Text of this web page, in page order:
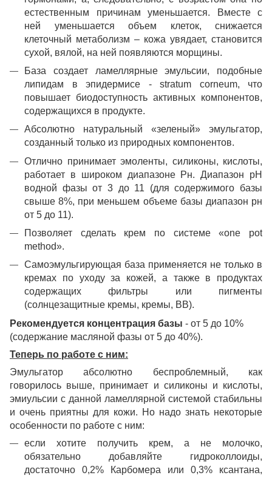
естественным причинам уменьшается. Вместе с
ней уменьшается объем клеток, снижается
клеточный метаболизм – кожа увядает, становится
сухой, вялой, на ней появляются морщины.
База создает ламеллярные эмульсии, подобные
липидам в эпидермисе - stratum corneum, что
повышает биодоступность активных компонентов,
содержащихся в продукте.
Абсолютно натуральный «зеленый» эмульгатор,
созданный только из природных компонентов.
Отлично принимает эмоленты, силиконы, кислоты,
работает в широком диапазоне Рн. Диапазон pH
водной фазы от 3 до 11 (для содержимого базы
свыше 8%, при меньшем объеме базы диапазон рн
от 5 до 11).
Позволяет сделать крем по системе «one pot
method».
Самоэмульгирующая база применяется не только в
кремах по уходу за кожей, а также в продуктах
содержащих фильтры или пигменты
(солнцезащитные кремы, кремы, BB).
Рекомендуется концентрация базы - от 5 до 10%
(содержание масляной фазы от 5 до 40%).
Теперь по работе с ним:
Эмульгатор абсолютно беспроблемный, как
говорилось выше, принимает и силиконы и кислоты,
эмиульсии с данной ламеллярной системой стабильны
и очень приятны для кожи. Но надо знать некоторые
особенности по работе с ним:
если хотите получить крем, а не молочко,
обязательно добавляйте гидроколлоиды,
достаточно 0,2% Карбомера или 0,3% ксантана,